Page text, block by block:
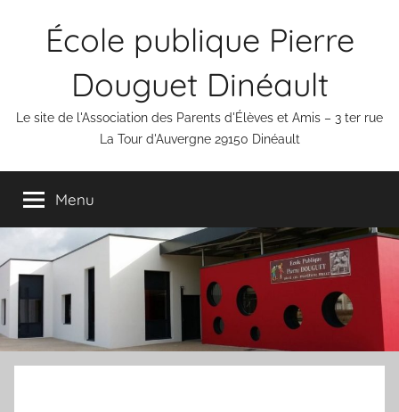
École publique Pierre
Douguet Dinéault
Le site de l'Association des Parents d'Élèves et Amis – 3 ter rue
La Tour d'Auvergne 29150 Dinéault
Menu